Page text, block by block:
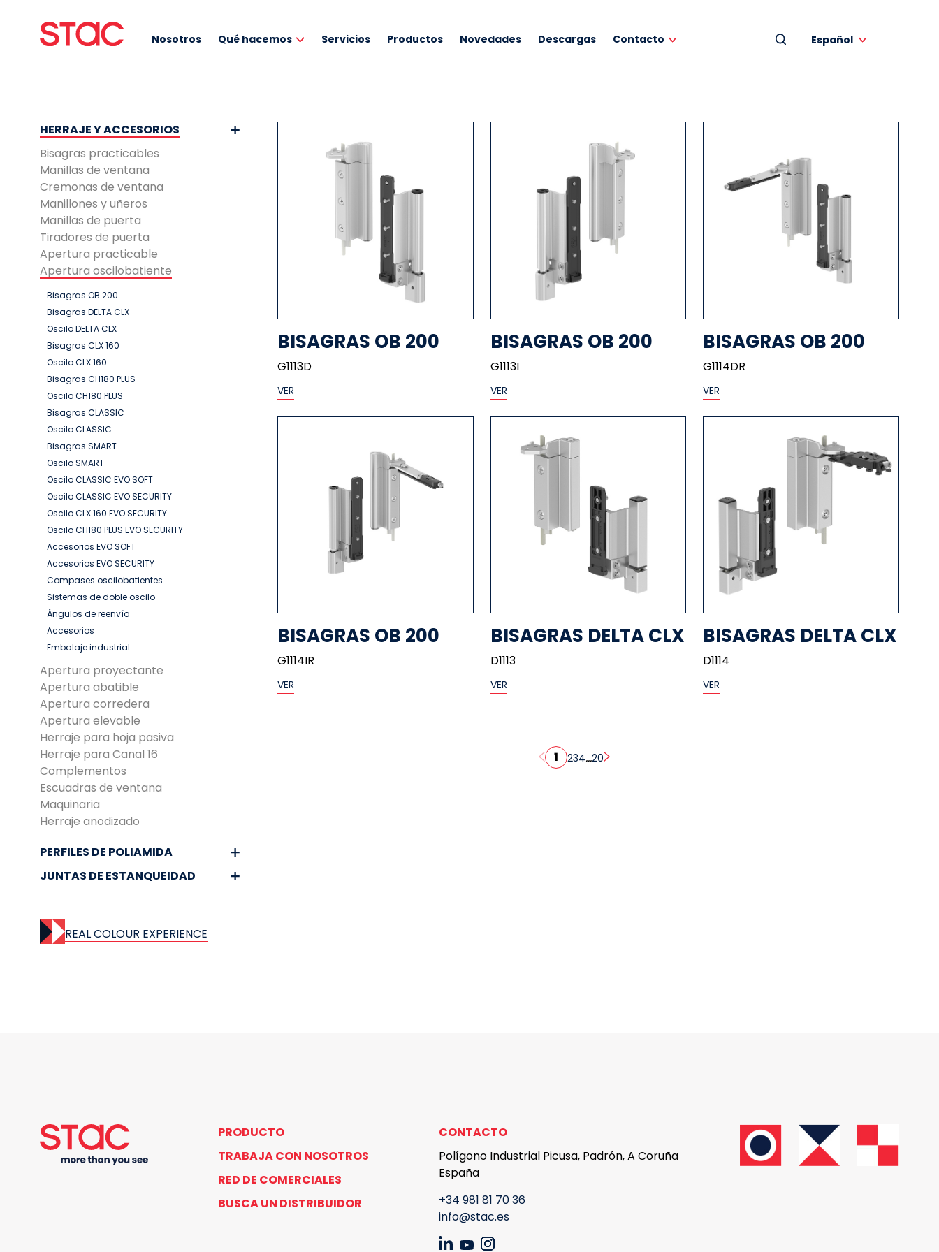
Nosotros Qué hacemos Servicios Productos Novedades Descargas Contacto Español
HERRAJE Y ACCESORIOS
Bisagras practicables
Manillas de ventana
Cremonas de ventana
Manillones y uñeros
Manillas de puerta
Tiradores de puerta
Apertura practicable
Apertura oscilobatiente
Bisagras OB 200
Bisagras DELTA CLX
Oscilo DELTA CLX
Bisagras CLX 160
Oscilo CLX 160
Bisagras CH180 PLUS
Oscilo CH180 PLUS
Bisagras CLASSIC
Oscilo CLASSIC
Bisagras SMART
Oscilo SMART
Oscilo CLASSIC EVO SOFT
Oscilo CLASSIC EVO SECURITY
Oscilo CLX 160 EVO SECURITY
Oscilo CH180 PLUS EVO SECURITY
Accesorios EVO SOFT
Accesorios EVO SECURITY
Compases oscilobatientes
Sistemas de doble oscilo
Ángulos de reenvío
Accesorios
Embalaje industrial
Apertura proyectante
Apertura abatible
Apertura corredera
Apertura elevable
Herraje para hoja pasiva
Herraje para Canal 16
Complementos
Escuadras de ventana
Maquinaria
Herraje anodizado
PERFILES DE POLIAMIDA
JUNTAS DE ESTANQUEIDAD
REAL COLOUR EXPERIENCE
BISAGRAS OB 200
G1113D
VER
BISAGRAS OB 200
G1113I
VER
BISAGRAS OB 200
G1114DR
VER
BISAGRAS OB 200
G1114IR
VER
BISAGRAS DELTA CLX
D1113
VER
BISAGRAS DELTA CLX
D1114
VER
1 234...20
PRODUCTO
TRABAJA CON NOSOTROS
RED DE COMERCIALES
BUSCA UN DISTRIBUIDOR
CONTACTO
Polígono Industrial Picusa, Padrón, A Coruña
España
+34 981 81 70 36
info@stac.es